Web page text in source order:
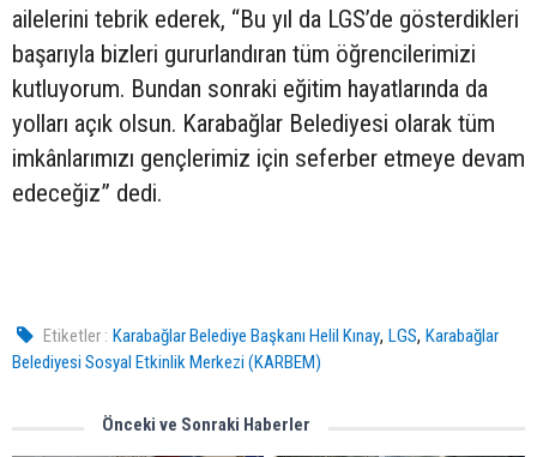
ailelerini tebrik ederek, “Bu yıl da LGS’de gösterdikleri
başarıyla bizleri gururlandıran tüm öğrencilerimizi
kutluyorum. Bundan sonraki eğitim hayatlarında da
yolları açık olsun. Karabağlar Belediyesi olarak tüm
imkânlarımızı gençlerimiz için seferber etmeye devam
edeceğiz” dedi.
Etiketler : Karabağlar Belediye Başkanı Helil Kınay,LGS,Karabağlar
Belediyesi Sosyal Etkinlik Merkezi (KARBEM)
Önceki ve Sonraki Haberler